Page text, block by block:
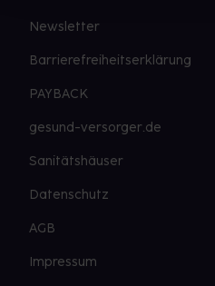
Newsletter
Barrierefreiheitserklärung
PAYBACK
gesund-versorger.de
Sanitätshäuser
Datenschutz
AGB
Impressum